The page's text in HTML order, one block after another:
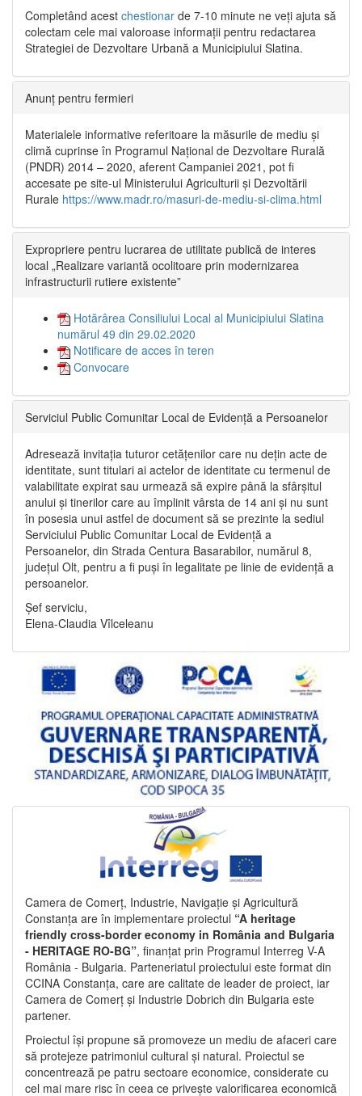
Completând acest chestionar de 7-10 minute ne veți ajuta să
colectam cele mai valoroase informații pentru redactarea
Strategiei de Dezvoltare Urbană a Municipiului Slatina.
Anunț pentru fermieri
Materialele informative referitoare la măsurile de mediu și
climă cuprinse în Programul Național de Dezvoltare Rurală
(PNDR) 2014 – 2020, aferent Campaniei 2021, pot fi
accesate pe site-ul Ministerului Agriculturii și Dezvoltării
Rurale https://www.madr.ro/masuri-de-mediu-si-clima.html
Expropriere pentru lucrarea de utilitate publică de interes
local „Realizare variantă ocolitoare prin modernizarea
infrastructurii rutiere existente”
Hotărârea Consiliului Local al Municipiului Slatina
numărul 49 din 29.02.2020
Notificare de acces în teren
Convocare
Serviciul Public Comunitar Local de Evidență a Persoanelor
Adresează invitația tuturor cetățenilor care nu dețin acte de
identitate, sunt titulari ai actelor de identitate cu termenul de
valabilitate expirat sau urmează să expire până la sfârșitul
anului și tinerilor care au împlinit vârsta de 14 ani și nu sunt
în posesia unui astfel de document să se prezinte la sediul
Serviciului Public Comunitar Local de Evidență a
Persoanelor, din Strada Centura Basarabilor, numărul 8,
județul Olt, pentru a fi puși în legalitate pe linie de evidență a
persoanelor.
Șef serviciu,
Elena-Claudia Vîlceleanu
Camera de Comerț, Industrie, Navigație și Agricultură
Constanța are în implementare proiectul “A heritage
friendly cross-border economy in România and Bulgaria
- HERITAGE RO-BG”, finanțat prin Programul Interreg V-A
România - Bulgaria. Parteneriatul proiectului este format din
CCINA Constanța, care are calitate de leader de proiect, iar
Camera de Comerț și Industrie Dobrich din Bulgaria este
partener.
Proiectul își propune să promoveze un mediu de afaceri care
să protejeze patrimoniul cultural și natural. Proiectul se
concentrează pe patru sectoare economice, considerate cu
cel mai mare risc în ceea ce privește valorificarea economică